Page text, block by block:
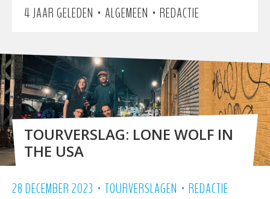
4 JAAR GELEDEN • ALGEMEEN • REDACTIE
TOURVERSLAG: LONE WOLF IN
THE USA
28 DECEMBER 2023 • TOURVERSLAGEN • REDACTIE